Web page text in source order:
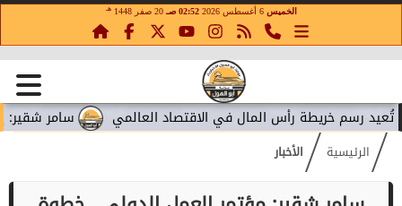
الخميس 6 أغسطس 2026 02:52 صـ 20 صفر 1448 هـ
سامر شقير: إنفاق خريطة رأس المال في الاقتصاد العالمي
الرئيسية الأخبار